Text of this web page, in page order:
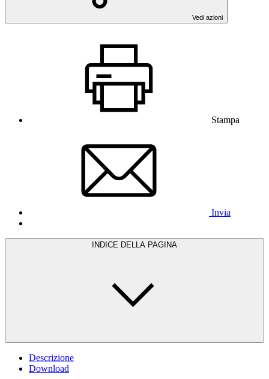
Vedi azioni
Stampa
Invia
INDICE DELLA PAGINA
Descrizione
Download